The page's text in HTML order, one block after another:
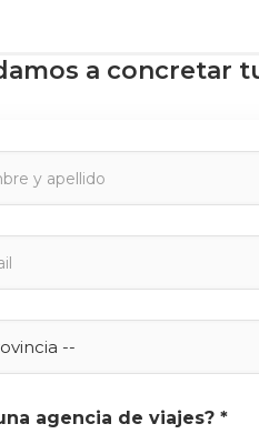
a concretar
agencia de viajes? *